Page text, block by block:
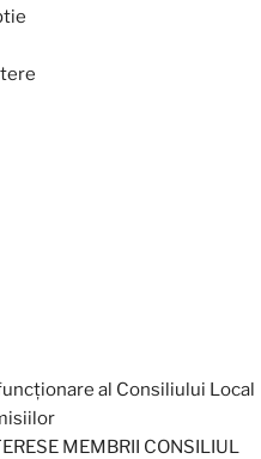
al Consiliului Local
MEMBRII CONSILIUL